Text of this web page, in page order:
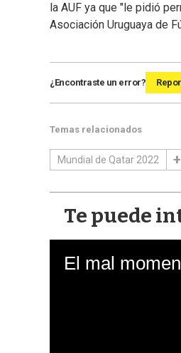
la AUF ya que "le pidió
Asociación Uruguaya de
¿Encontraste un error?
Temas relacionados
Mundial de Qatar 2022
Te puede